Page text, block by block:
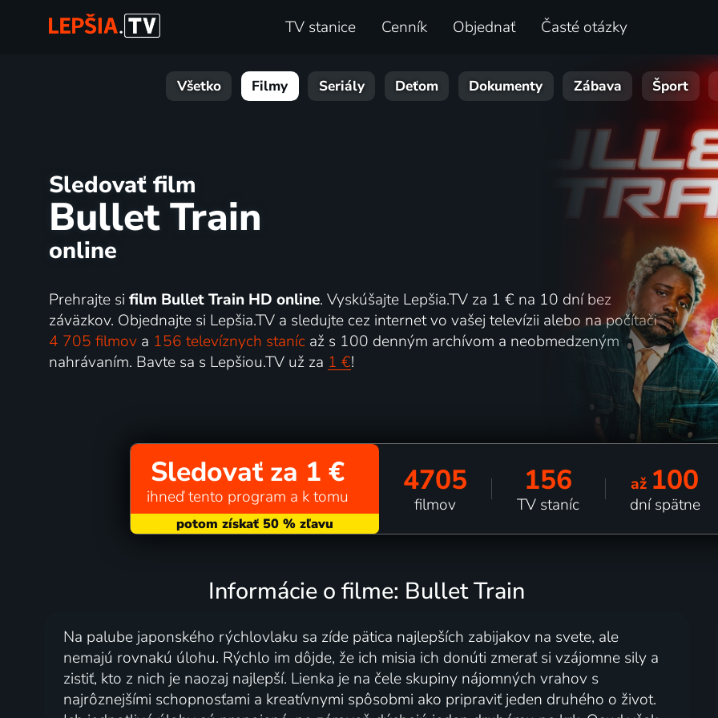
TV stanice Cenník Objednať Časté otázky
Všetko Filmy Seriály Deťom Dokumenty Zábava Šport
Sledovať film
Bullet Train
online
Prehrajte si film Bullet Train HD online. Vyskúšajte Lepšia.TV za 1 € na 10 dní bez
záväzkov. Objednajte si Lepšia.TV a sledujte cez internet vo vašej televízii alebo na počítači
4 705 filmova 156 televíznych stanícaž s 100 denným archívom a neobmedzeným
nahrávaním. Bavte sa s Lepšiou.TV už za 1 €!
Sledovať za 1 €
ihneď tento program a k tomu 4705
filmov
156
TV staníc
až 100
dní spätne
Informácie o filme: Bullet Train
Na palube japonského rýchlovlaku sa zíde pätica najlepších zabijakov na svete, ale
nemajú rovnakú úlohu. Rýchlo im dôjde, že ich misia ich donúti zmerať si vzájomne sily a
zistiť, kto z nich je naozaj najlepší. Lienka je na čele skupiny nájomných vrahov s
najrôznejšími schopnosťami a kreatívnymi spôsobmi ako pripraviť jeden druhého o život.